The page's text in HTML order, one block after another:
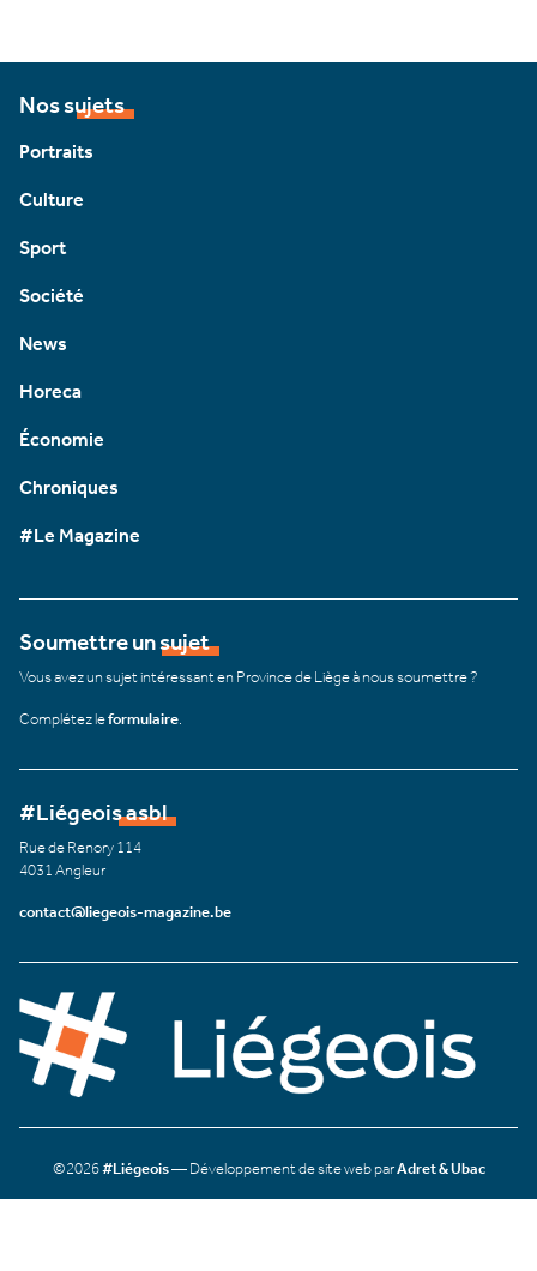
Nos sujets
Portraits
Culture
Sport
Société
News
Horeca
Économie
Chroniques
#Le Magazine
Soumettre un sujet
Vous avez un sujet intéressant en Province de Liège à nous soumettre ?
Complétez leformulaire
#Liégeois asbl
Rue de Renory 114
4031 Angleur
contact@liegeois-magazine.be
©2026#Liégeois— Développement de site web parAdret & Ubac